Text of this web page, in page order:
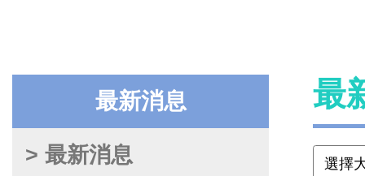
最新消息
> 最新消息
最